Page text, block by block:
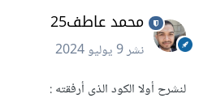
محمد عاطف25
نشر9 يوليو 2024
لنشرح أولا الكود الذى أرفقته